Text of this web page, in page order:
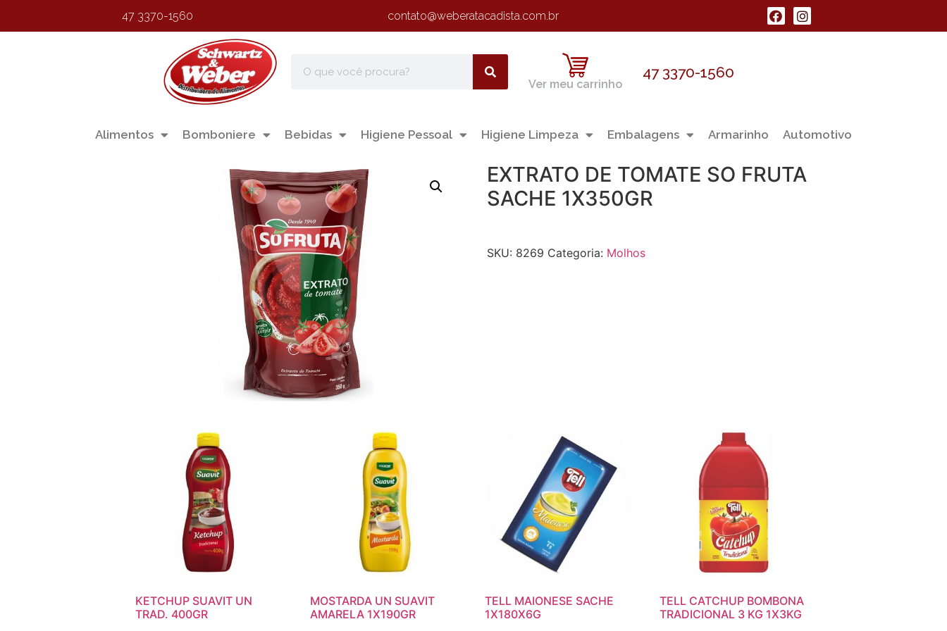
47 3370-1560 contato@weberatacadista.com.br
Ver meu carrinho
47 3370-1560
Alimentos Bomboniere Bebidas Higiene Pessoal Higiene Limpeza Embalagens Armarinho Automotivo
EXTRATO DE TOMATE SO FRUTA
SACHE 1X350GR
SKU: 8269 Categoria: Molhos
KETCHUP SUAVIT UN
TRAD. 400GR
MOSTARDA UN SUAVIT
AMARELA 1X190GR
TELL MAIONESE SACHE
1X180X6G
TELL CATCHUP BOMBONA
TRADICIONAL 3 KG 1X3KG